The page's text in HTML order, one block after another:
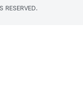
RESERVED.